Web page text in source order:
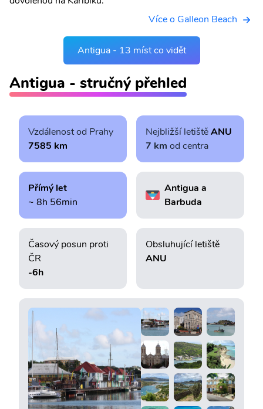
Více o Galleon Beach
Antigua - 13 míst co vidět
Antigua - stručný přehled
Vzdálenost od Prahy
7585 km
Nejbližší letištěANU
7 km od centra
Přímý let
~ 8h 56min
Antigua a
Barbuda
Časový posun proti
ČR
-6h
Obsluhující letiště
ANU